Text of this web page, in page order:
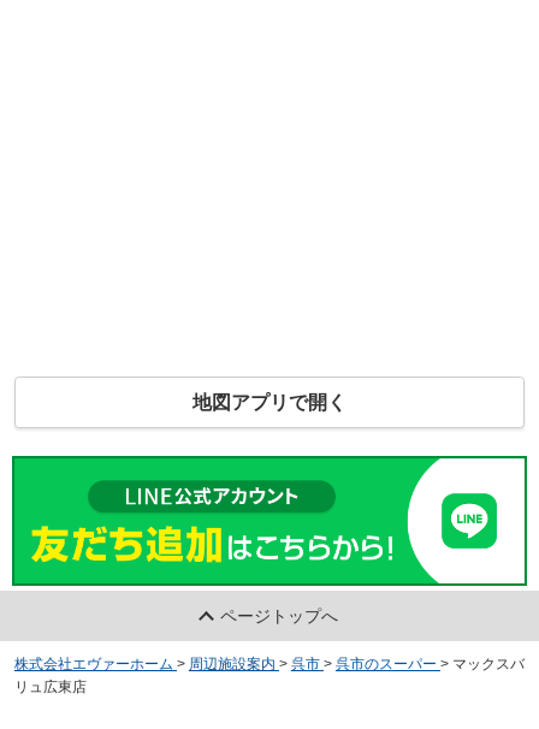
地図アプリで開く
ページトップへ
株式会社エヴァーホーム > 周辺施設案内 > 呉市 > 呉市のスーパー > マックスバ
リュ広東店